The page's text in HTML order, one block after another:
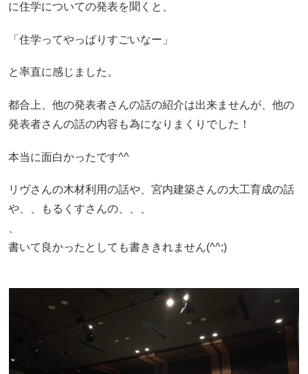
に住学についての発表を聞くと、
「住学ってやっぱりすごいなー」
と率直に感じました。
都合上、他の発表者さんの話の紹介は出来ませんが、他の
発表者さんの話の内容も為になりまくりでした！
本当に面白かったです^^
リヴさんの木材利用の話や、宮内建築さんの大工育成の話
や、、もるくすさんの、、、
書いて良かったとしても書ききれません(^^;)